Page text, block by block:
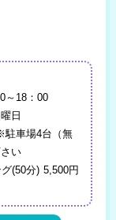
～18：00
日
車場4台（無
い
(50分) 5,500円